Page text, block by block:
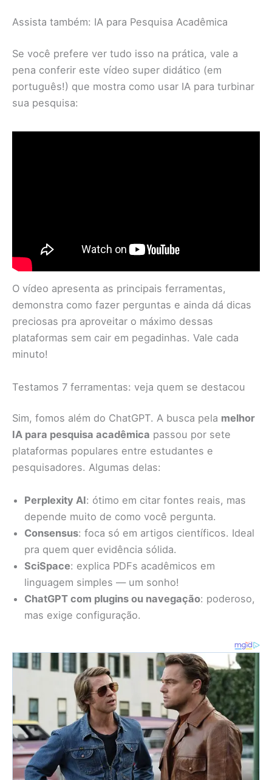
Assista também: IA para Pesquisa Acadêmica
Se você prefere ver tudo isso na prática, vale a
pena conferir este vídeo super didático (em
português!) que mostra como usar IA para turbinar
sua pesquisa:
O vídeo apresenta as principais ferramentas,
demonstra como fazer perguntas e ainda dá dicas
preciosas pra aproveitar o máximo dessas
plataformas sem cair em pegadinhas. Vale cada
minuto!
Testamos 7 ferramentas: veja quem se destacou
Sim, fomos além do ChatGPT. A busca pela melhor
IA para pesquisa acadêmica passou por sete
plataformas populares entre estudantes e
pesquisadores. Algumas delas:
Perplexity AI: ótimo em citar fontes reais, mas
depende muito de como você pergunta.
Consensus: foca só em artigos científicos. Ideal
pra quem quer evidência sólida.
SciSpace: explica PDFs acadêmicos em
linguagem simples — um sonho!
ChatGPT com plugins ou navegação: poderoso,
mas exige configuração.